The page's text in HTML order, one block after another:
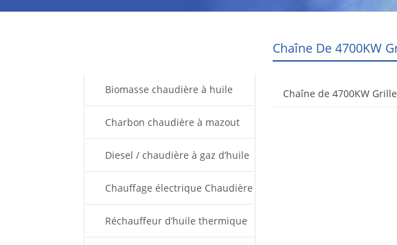
Chaîne De 4700KW
Chaîne de 4700KW
Biomasse chaudière à huile
thermique
Charbon chaudière à mazout
thermique
Diesel / chaudière à gaz d’huile
thermique
Chauffage électrique Chaudière
d’huile thermique
Réchauffeur d’huile thermique